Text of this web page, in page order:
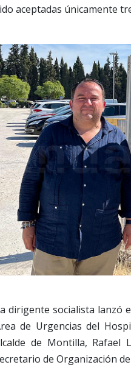
aceptadas únicamente
dirigente socialista lanzó
de Urgencias del
de Montilla, Rafael
de Organización